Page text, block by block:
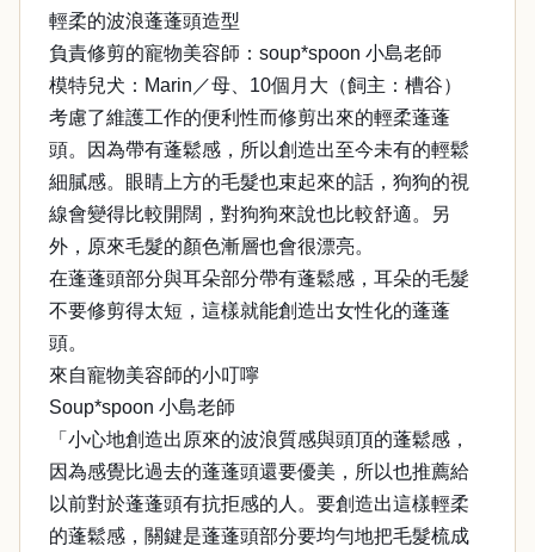
輕柔的波浪蓬蓬頭造型
負責修剪的寵物美容師：soup*spoon 小島老師
模特兒犬：Marin／母、10個月大（飼主：槽谷）
考慮了維護工作的便利性而修剪出來的輕柔蓬蓬
頭。因為帶有蓬鬆感，所以創造出至今未有的輕鬆
細膩感。眼睛上方的毛髮也束起來的話，狗狗的視
線會變得比較開闊，對狗狗來說也比較舒適。另
外，原來毛髮的顏色漸層也會很漂亮。
在蓬蓬頭部分與耳朵部分帶有蓬鬆感，耳朵的毛髮
不要修剪得太短，這樣就能創造出女性化的蓬蓬
頭。
來自寵物美容師的小叮嚀
Soup*spoon 小島老師
「小心地創造出原來的波浪質感與頭頂的蓬鬆感，
因為感覺比過去的蓬蓬頭還要優美，所以也推薦給
以前對於蓬蓬頭有抗拒感的人。要創造出這樣輕柔
的蓬鬆感，關鍵是蓬蓬頭部分要均勻地把毛髮梳成